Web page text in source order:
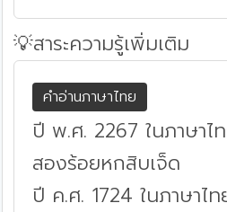
💡สาระความรู้เพิ่มเติม
คำอ่านภาษาไทย
ปี พ.ศ. 2267 ในภาษา
สองร้อยหกสิบเจ็ด
ปี ค.ศ. 1724 ในภาษาไ